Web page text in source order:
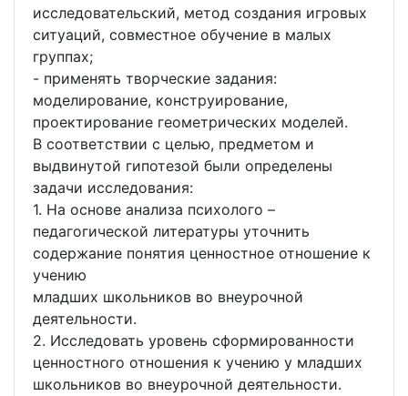
исследовательский, метод создания игровых
ситуаций, совместное обучение в малых
группах;
- применять творческие задания:
моделирование, конструирование,
проектирование геометрических моделей.
В соответствии с целью, предметом и
выдвинутой гипотезой были определены
задачи исследования:
1. На основе анализа психолого –
педагогической литературы уточнить
содержание понятия ценностное отношение к
учению
младших школьников во внеурочной
деятельности.
2. Исследовать уровень сформированности
ценностного отношения к учению у младших
школьников во внеурочной деятельности.